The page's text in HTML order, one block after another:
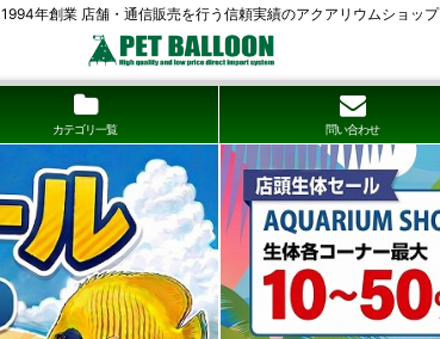
1994年創業 店舗・通信販売を行う信頼実績のアクアリウムショップ
カテゴリ一覧 問い合わせ